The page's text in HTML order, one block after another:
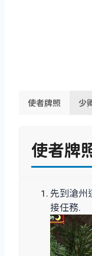
使者牌照 少
使者牌
先到滄州
接任務.